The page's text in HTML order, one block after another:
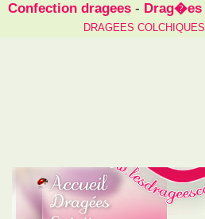
Confection dragees - Drag�es
DRAGEES COLCHIQUES